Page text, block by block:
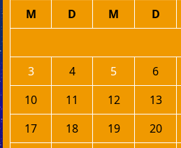
M D M D
3
4 5 6
10
11 12 13
17
18 19 20